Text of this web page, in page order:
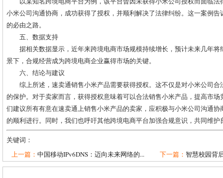
小米公司沟通协商，成功获得了授权，并顺利解决了法律纠纷。这一案例
的必由之路。
五、数据支持
据相关数据显示，近年来跨境电商市场规模持续增长，预计未来几年
景下，合规经营成为跨境电商企业赢得市场的关键。
六、结论与建议
综上所述，速卖通销售小米产品需要获得授权。这不仅是对小米公司
的保护。对于卖家而言，获得授权意味着可以合法销售小米产品，提高市
们建议所有有意在速卖通上销售小米产品的卖家，应积极与小米公司沟通
的顺利进行。同时，我们也呼吁其他跨境电商平台加强合规意识，共同维护
关键词：
上一篇： 中国移动IPv6DNS：迈向未来网络的... 下一篇： 智慧校园背